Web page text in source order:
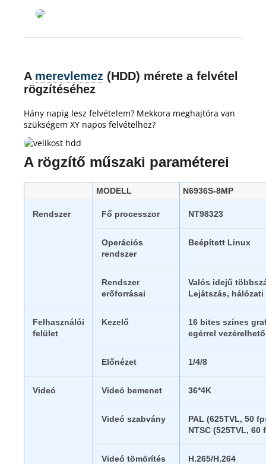
A merevlemez (HDD) mérete a felvétel
rögzítéséhez
Hány napig lesz felvételem? Mekkora meghajtóra van
szükségem XY napos felvételhez?
A rögzítő műszaki paraméterei
MODELL N6936S-8MP
Rendszer Fő processzor NT98323
Operációs
rendszer
Beépített Linux
Rendszer
erőforrásai
Valós idejű
Lejátszás,
Felhasználói
felület
Kezelő
16 bites színes
egérrel vezérelhető
Előnézet 1/4/8
Videó Videó bemenet 36*4K
Videó szabvány
PAL (625TVL, 50
NTSC (525TVL, 60
Videó tömörítés H.265/H.264